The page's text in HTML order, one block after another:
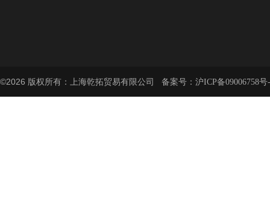
©2026 版权所有：上海乾拓贸易有限公司 备案号： 沪ICP备09006758号